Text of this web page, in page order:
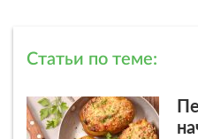
Статьи по теме: